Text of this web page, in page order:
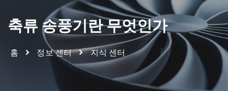
축류 송풍기란 무엇인가
홈 정보 센터 지식 센터